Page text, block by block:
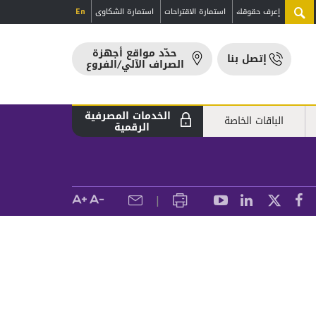
إعرف حقوقك استمارة الاقتراحات استمارة الشكاوى
إتصل بنا حدّد مواقع أجهزة
الصراف الآلي/الفروع
الخدمات المصرفية
الرقمية الباقات الخاصة
|